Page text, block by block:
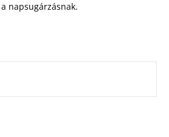
napsugárzásnak.